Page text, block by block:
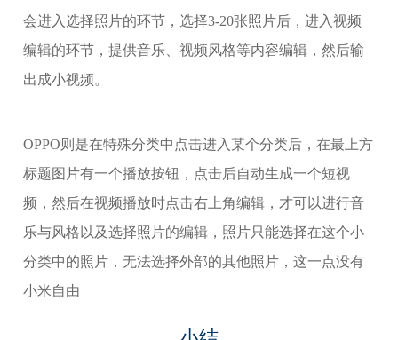
会进入选择照片的环节，选择3-20张照片后，进入视频
编辑的环节，提供音乐、视频风格等内容编辑，然后输
出成小视频。
OPPO则是在特殊分类中点击进入某个分类后，在最上方
标题图片有一个播放按钮，点击后自动生成一个短视
频，然后在视频播放时点击右上角编辑，才可以进行音
乐与风格以及选择照片的编辑，照片只能选择在这个小
分类中的照片，无法选择外部的其他照片，这一点没有
小米自由